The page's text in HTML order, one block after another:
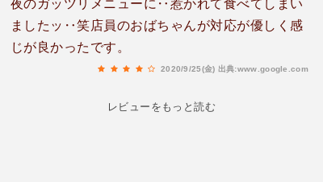
夜のガッツリメニューに‥惹かれて食べてしまい
ましたッ‥笑店員のおばちゃんが対応が優しく感
じが良かったです。
2020/9/25(金) 出典:www.google.com
レビューをもっと読む